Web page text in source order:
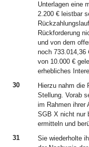
Unterlagen eine
2.200 € leistbar
Rückforderung
und von dem
noch 733.014,36
von 10.000 €
erhebliches
30
Hierzu nahm die
Stellung. Vorab
im Rahmen ihrer
SGB X nicht nur
ermitteln und
31
Sie wiederholte